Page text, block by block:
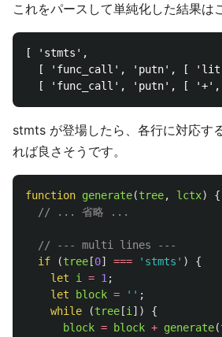
これをパースして単純化した結果は
[ 'stmts',
[ 'func_call', 'putn', [
stmts が登場したら、各行に対応す
れば良さそうです。
function generate(tree, lctx)
{
// ... 省略 ...
// --- multi lines ---
if
(tree [0] === ' stmts ' )
{
let
i = 1 ;
let
block = '' ;
while
(tree [i ])
{
block = block + generate(